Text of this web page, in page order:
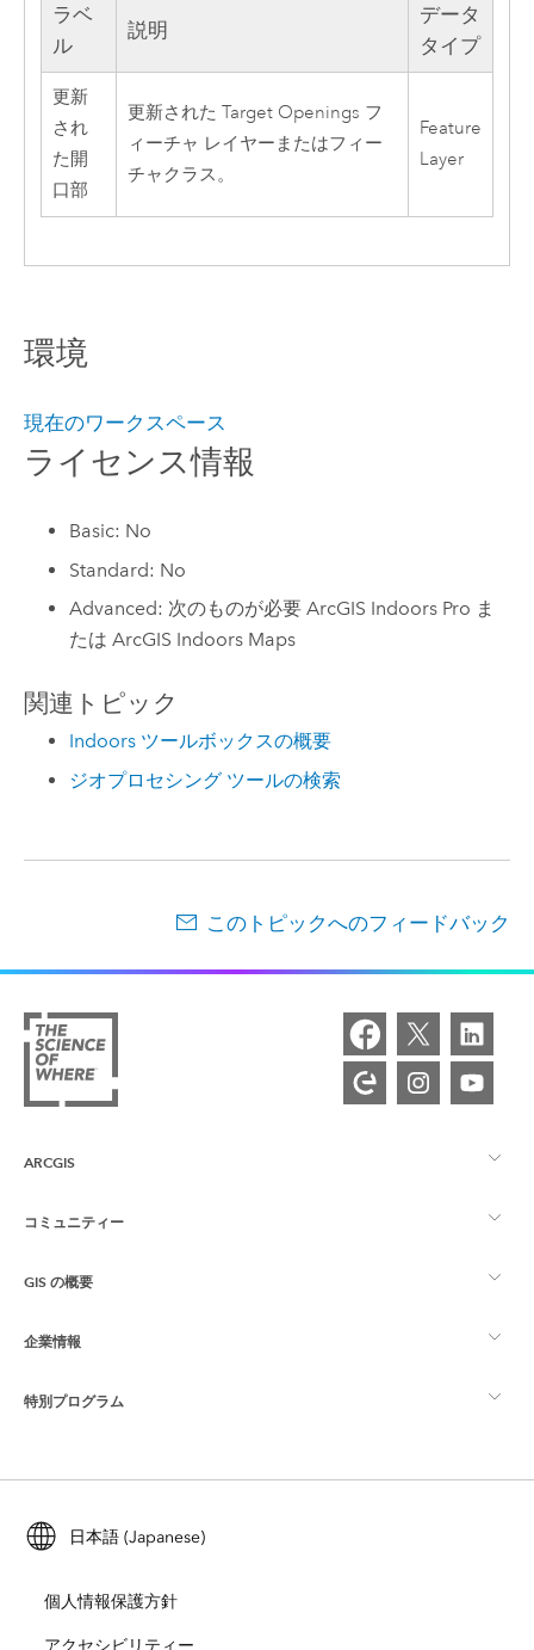
ラベ
ル
説明
データ
タイプ
更新
され
た開
口部
更新された Target Openings フ
ィーチャ レイヤーまたはフィー
チャクラス。
Feature
Layer
環境
現在のワークスペース
ライセンス情報
Basic: No
Standard: No
Advanced: 次のものが必要 ArcGIS Indoors Pro ま
たは ArcGIS Indoors Maps
関連トピック
Indoors ツールボックスの概要
ジオプロセシング ツールの検索
このトピックへのフィードバック
ARCGIS
ArcGIS の概要
マッピング
コミュニティー
Esri Community
ArcGIS ブログ
Esri Young Professionals Network
GIS の概要
GIS とは
ロケーション インテリジェンス
トレーニング
ArcUser
ArcNews
企業情報
Esri について
採用情報
オープンビジョン
特別プログラム
ArcGIS for Student Use
自然保護
日本語 (Japanese)
個人情報保護方針